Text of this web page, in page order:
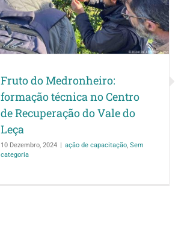
Fruto do Medronheiro:
formação técnica no Centro
de Recuperação do Vale do
Leça
10 Dezembro, 2024 ação de capacitação, Sem
categoria